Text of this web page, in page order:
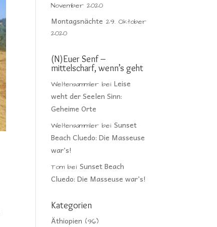
November 2020
Montagsnächte 29. Oktober
2020
(N)Euer Senf –
mittelscharf, wenn’s geht
Weltensammler beiLeise
weht der Seelen Sinn:
Geheime Orte
Weltensammler beiSunset
Beach Cluedo: Die Masseuse
war’s!
Tom beiSunset Beach
Cluedo: Die Masseuse war’s!
Kategorien
Äthiopien (96)